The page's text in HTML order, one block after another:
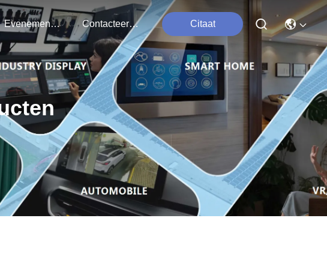
Evenementen Contacteer Ons Citaat